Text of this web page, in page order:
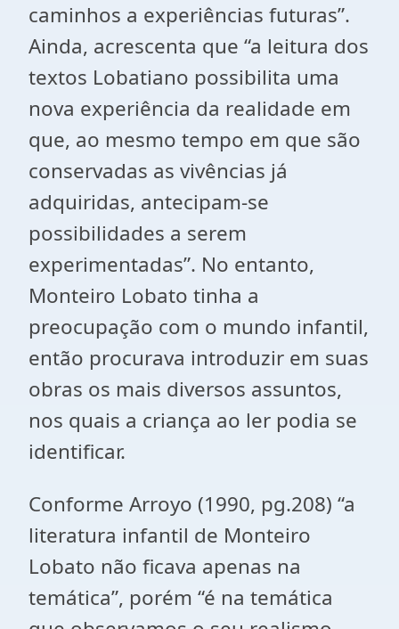
caminhos a experiências futuras”.
Ainda, acrescenta que “a leitura dos
textos Lobatiano possibilita uma
nova experiência da realidade em
que, ao mesmo tempo em que são
conservadas as vivências já
adquiridas, antecipam-se
possibilidades a serem
experimentadas”. No entanto,
Monteiro Lobato tinha a
preocupação com o mundo infantil,
então procurava introduzir em suas
obras os mais diversos assuntos,
nos quais a criança ao ler podia se
identificar.
Conforme Arroyo (1990, pg.208) “a
literatura infantil de Monteiro
Lobato não ficava apenas na
temática”, porém “é na temática